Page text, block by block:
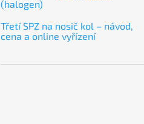
(halogen)
Třetí SPZ na nosič kol – návod,
cena a online vyřízení